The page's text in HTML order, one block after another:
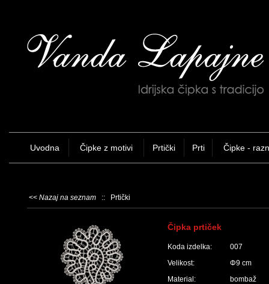
Uvodna Čipke z motivi Prtički Prti Čipke -
<< Nazaj na seznam :: Prtički
Čipka prtiček
Koda izdelka:
007
Velikost:
Φ9 cm
Material:
bombaž